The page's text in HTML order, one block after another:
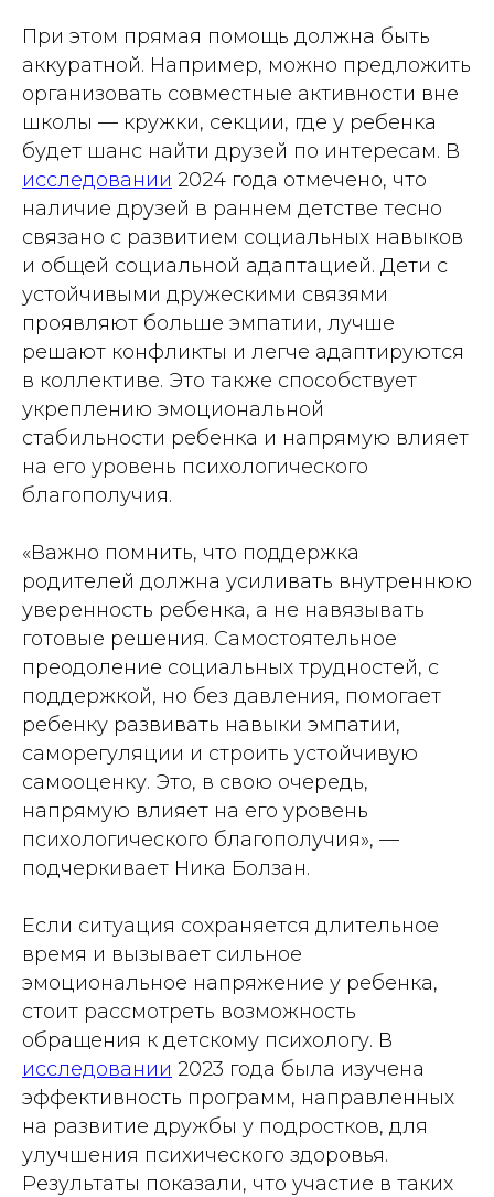
При этом прямая помощь должна быть
аккуратной. Например, можно предложить
организовать совместные активности вне
школы — кружки, секции, где у ребенка
будет шанс найти друзей по интересам. В
исследовании 2024 года отмечено, что
наличие друзей в раннем детстве тесно
связано с развитием социальных навыков
и общей социальной адаптацией. Дети с
устойчивыми дружескими связями
проявляют больше эмпатии, лучше
решают конфликты и легче адаптируются
в коллективе. Это также способствует
укреплению эмоциональной
стабильности ребенка и напрямую влияет
на его уровень психологического
благополучия.
«Важно помнить, что поддержка
родителей должна усиливать внутреннюю
уверенность ребенка, а не навязывать
готовые решения. Самостоятельное
преодоление социальных трудностей, с
поддержкой, но без давления, помогает
ребенку развивать навыки эмпатии,
саморегуляции и строить устойчивую
самооценку. Это, в свою очередь,
напрямую влияет на его уровень
психологического благополучия», —
подчеркивает Ника Болзан.
Если ситуация сохраняется длительное
время и вызывает сильное
эмоциональное напряжение у ребенка,
стоит рассмотреть возможность
обращения к детскому психологу. В
исследовании 2023 года была изучена
эффективность программ, направленных
на развитие дружбы у подростков, для
улучшения психического здоровья.
Результаты показали, что участие в таких